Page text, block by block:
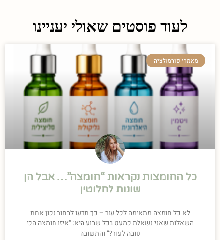
לעוד פוסטים שאולי יעניינו
מאמרי פורמולציה
כל החומצות נקראות “חומצה”… אבל הן
שונות לחלוטין
לא כל חומצה מתאימה לכל עור – כך תדעו לבחור נכון אחת
השאלות שאני נשאלת כמעט בכל שבוע היא: “איזו חומצה הכי
טובה לעור?” והתשובה